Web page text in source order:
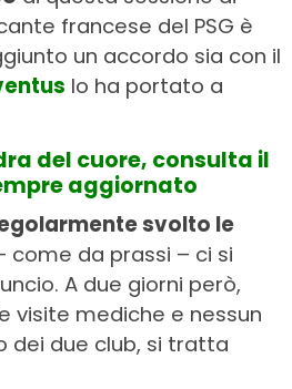
francese del PSG è
un accordo sia con il
lo ha portato a
del cuore, consulta il
aggiornato
svolto le
come da prassi – ci si
A due giorni però,
visite mediche e nessun
dei due club, si tratta